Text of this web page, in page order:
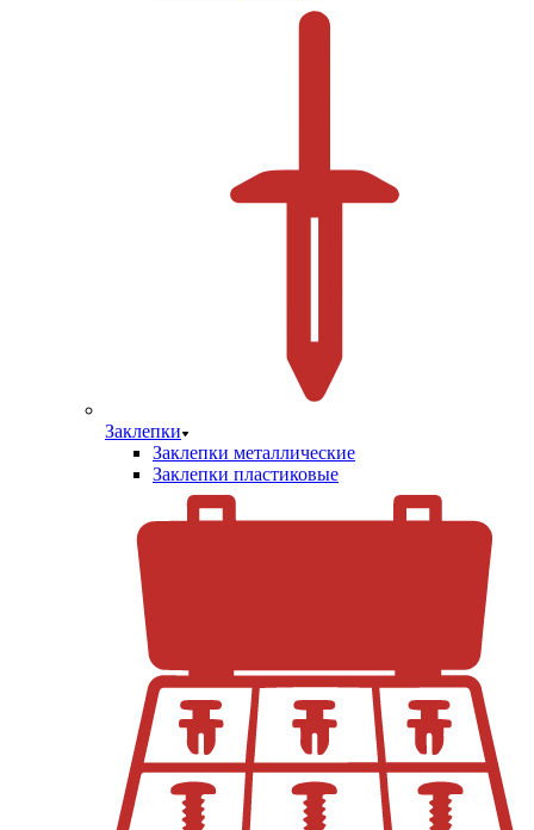
Заклепки
Заклепки металлические
Заклепки пластиковые